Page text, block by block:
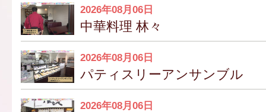
2026年08月06日
中華料理 林々
2026年08月06日
パティスリーアンサンブル
2026年08月06日